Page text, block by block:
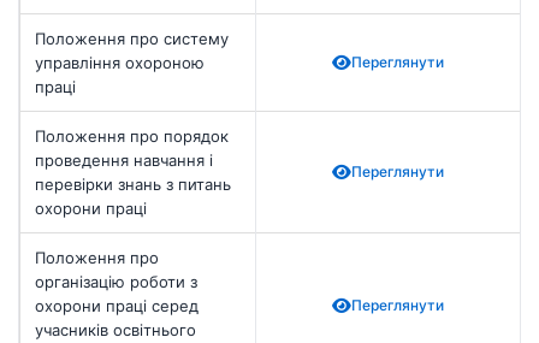
Положення про систему
управління охороною
праці
Переглянути
Положення про порядок
проведення навчання і
перевірки знань з питань
охорони праці
Переглянути
Положення про
організацію роботи з
охорони праці серед
учасників освітнього
Переглянути